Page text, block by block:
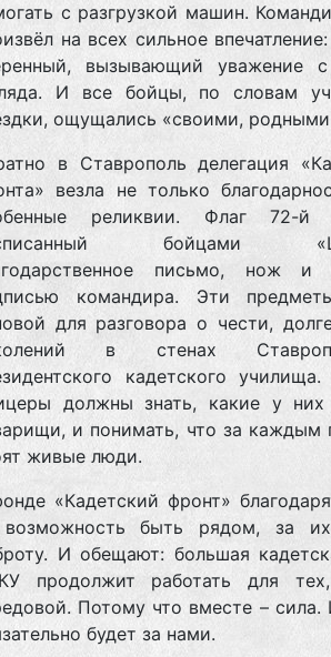
с разгрузкой машин.
на всех сильное
вызывающий уважение с
И все бойцы, по словам
ощущались «своими,
в Ставрополь делегация
везла не только
реликвии. Флаг 72-й
бойцами
письмо, нож и
командира. Эти
для разговора о чести,
в стенах
кадетского
должны знать, какие у них
и понимать, что за каждым
живые люди.
«Кадетский фронт»
быть рядом, за
И обещают: большая
продолжит работать для
Потому что вместе –
будет за нами.